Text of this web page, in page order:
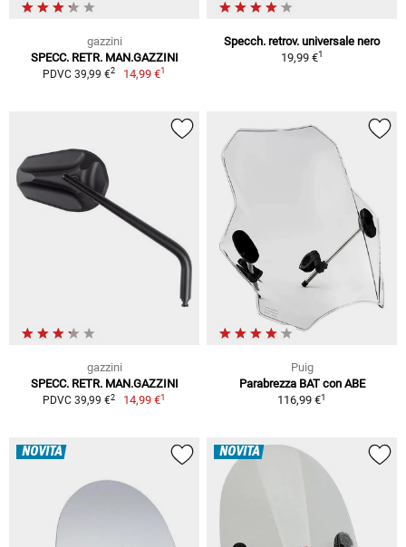
gazzini
SPECC. RETR. MAN.GAZZINI
PDVC 39,99 €2 14,99 €1
Specch. retrov. universale nero
19,99 €1
gazzini
SPECC. RETR. MAN.GAZZINI
PDVC 39,99 €2 14,99 €1
Puig
Parabrezza BAT con ABE
116,99 €1
NOVITÀ NOVITÀ